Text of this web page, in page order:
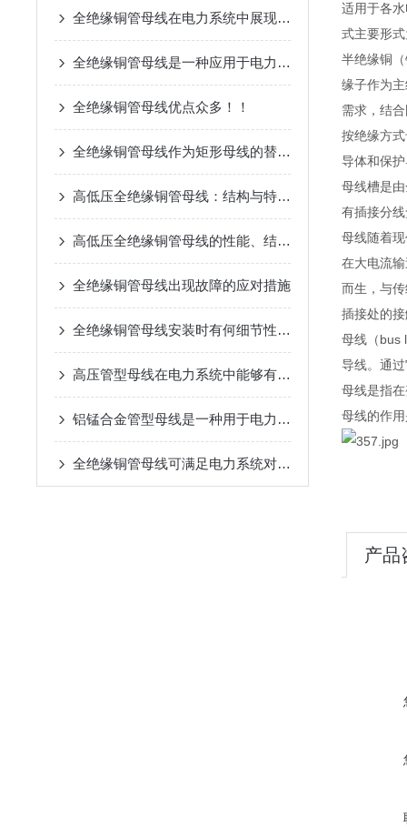
全绝缘铜管母线在电力系统中展现出了巨大优势
全绝缘铜管母线是一种应用于电力系统中高电压等级的电气设备
全绝缘铜管母线优点众多！！
全绝缘铜管母线作为矩形母线的替代品
高低压全绝缘铜管母线：结构与特点深度解析
高低压全绝缘铜管母线的性能、结构与技术优势
全绝缘铜管母线出现故障的应对措施
全绝缘铜管母线安装时有何细节性的工艺要求？
高压管型母线在电力系统中能够有效地防止电击穿和电弧闪络等现象
铝锰合金管型母线是一种用于电力传输和配电系统的高效导电材料
全绝缘铜管母线可满足电力系统对大电流传输的要求
适用于各
式主要形
半绝缘铜
缘子作为
需求，结
按绝缘方
导体和保
母线槽是
有插接分
母线随着
在大电流
而生，与
插接处的
母线（bus
导线。通
母线是指
母线的作
产品